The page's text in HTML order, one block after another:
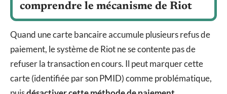
comprendre le mécanisme de Riot
Quand une carte bancaire accumule plusieurs refus de
paiement, le système de Riot ne se contente pas de
refuser la transaction en cours. Il peut marquer cette
carte (identifiée par son PMID) comme problématique,